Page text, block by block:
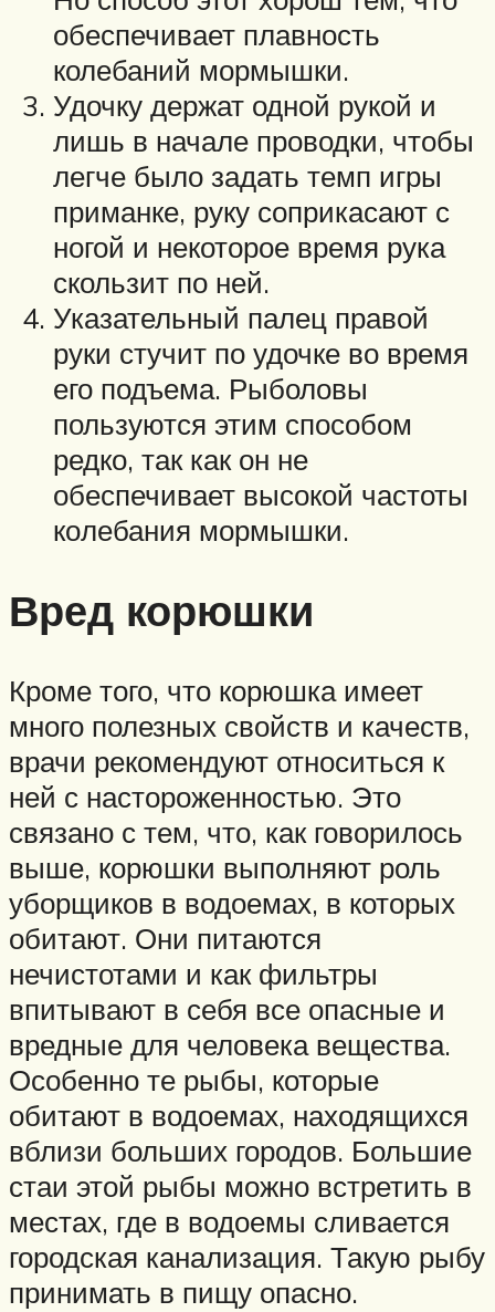
обеспечивает плавность
колебаний мормышки.
Удочку дер­жат одной рукой и
лишь в начале про­водки, чтобы
легче было задать темп игры
приманке, руку соприкасают с
но­гой и некоторое время рука
скользит по ней.
Указатель­ный палец правой
руки стучит по удочке во время
его подъема. Рыболовы
пользуются этим способом
редко, так как он не
обеспечивает высокой частоты
ко­лебания мормышки.
Вред корюшки
Кроме того, что корюшка имеет
много полезных свойств и качеств,
врачи рекомендуют относиться к
ней с настороженностью. Это
связано с тем, что, как говорилось
выше, корюшки выполняют роль
уборщиков в водоемах, в которых
обитают. Они питаются
нечистотами и как фильтры
впитывают в себя все опасные и
вредные для человека вещества.
Особенно те рыбы, которые
обитают в водоемах, находящихся
вблизи больших городов. Большие
стаи этой рыбы можно встретить в
местах, где в водоемы сливается
городская канализация. Такую рыбу
принимать в пищу опасно.